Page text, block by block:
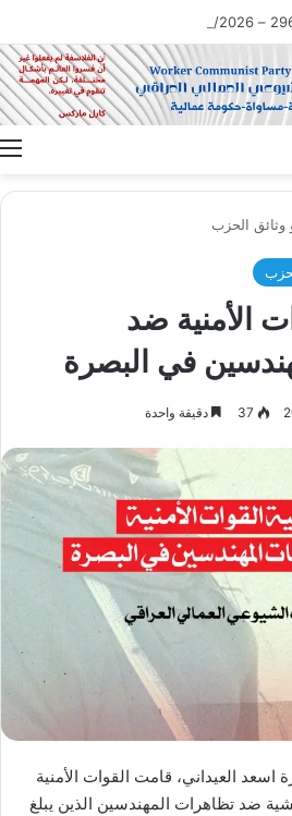
وثائق الحزب
الأمنية ضد
في البصرة
37 دقيقة واحدة
العيداني، قامت القوات الأمنية
ضد تظاهرات المهندسين الذين يبلغ